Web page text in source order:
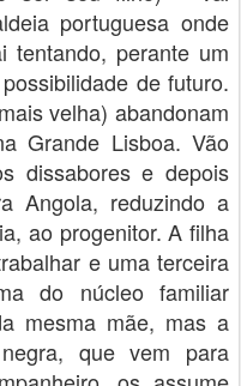
portuguesa onde
tentando, perante um
de futuro.
velha) abandonam
Grande Lisboa. Vão
dissabores e depois
Angola, reduzindo a
ao progenitor. A filha
e uma terceira
do núcleo familiar
mesma mãe, mas a
que vem para